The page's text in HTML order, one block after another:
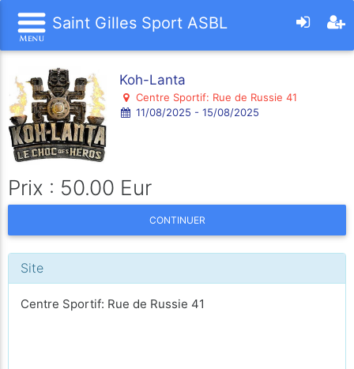
Saint Gilles Sport ASBL
Koh-Lanta
Centre Sportif: Rue de Russie 41
11/08/2025 - 15/08/2025
Prix : 50.00 Eur
CONTINUER
Site
Centre Sportif: Rue de Russie 41